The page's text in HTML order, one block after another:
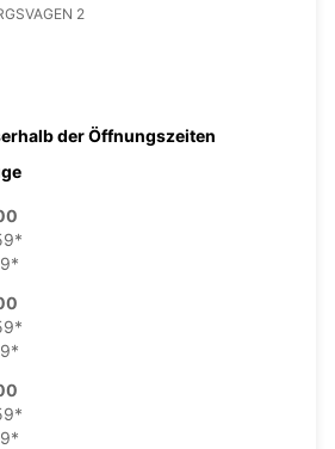
2
der Öffnungszeiten